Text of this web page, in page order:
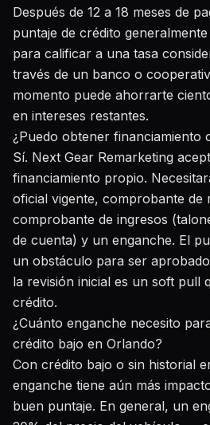
Después de 12 a 18 meses de
puntaje de crédito
para calificar a una tasa
través de un banco o
momento puede ahorrarte
en intereses restantes.
¿Puedo obtener financiamiento
Sí. Next Gear Remarketing
financiamiento propio.
oficial vigente, comprobante de
comprobante de ingresos
de cuenta) y un enganche. El
un obstáculo para ser
la revisión inicial es un soft pull
crédito.
¿Cuánto enganche necesito
crédito bajo en Orlando?
Con crédito bajo o sin historial
enganche tiene aún más
buen puntaje. En general, un